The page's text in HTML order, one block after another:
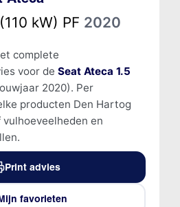
kW) PF 2020
complete
voor de Seat Ateca 1.5
2020). Per
producten Den Hartog
en
Print advies
favorieten